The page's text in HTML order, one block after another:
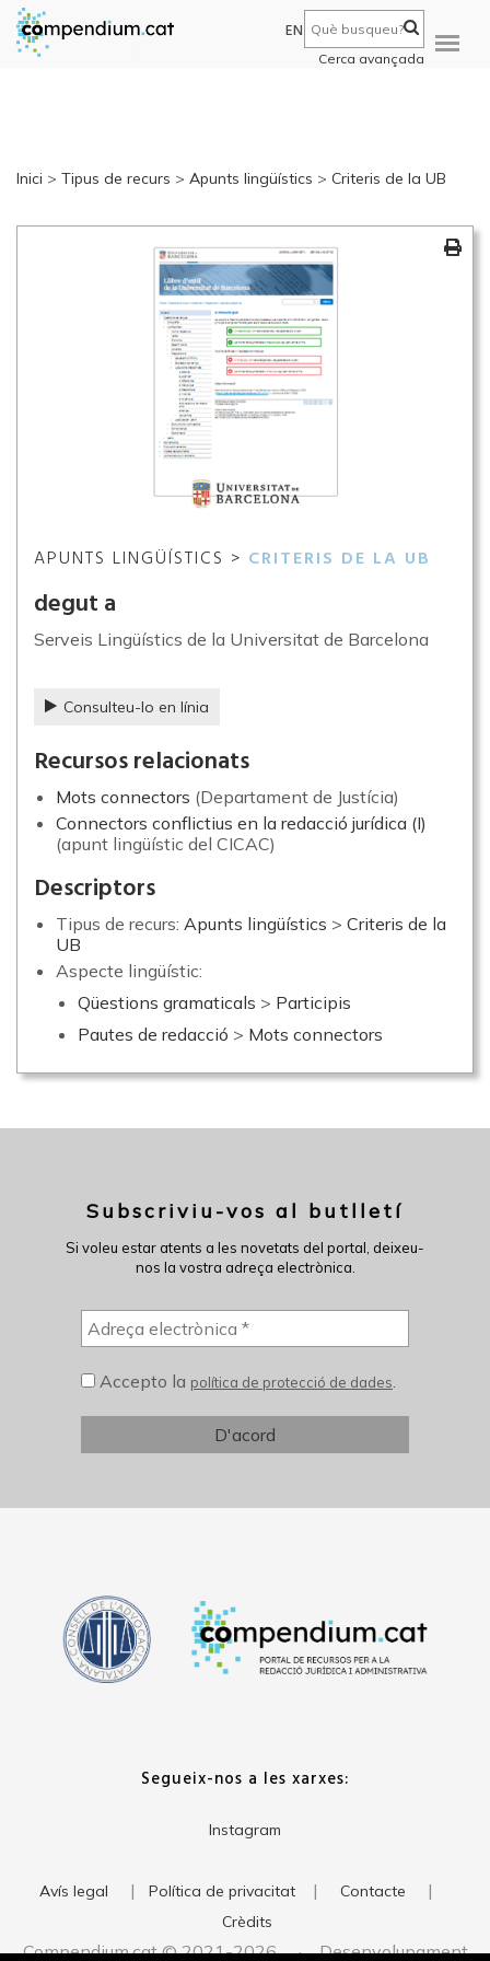
EN
Cerca avançada
Inici > Tipus de recurs > Apunts lingüístics > Criteris de la UB
APUNTS LINGÜÍSTICS > CRITERIS DE LA UB
degut a
Serveis Lingüístics de la Universitat de Barcelona
Consulteu-lo en línia
Recursos relacionats
Mots connectors (Departament de Justícia)
Connectors conflictius en la redacció jurídica (I)
(apunt lingüístic del CICAC)
Descriptors
Tipus de recurs: Apunts lingüístics > Criteris de la
UB
Aspecte lingüístic:
Qüestions gramaticals > Participis
Pautes de redacció > Mots connectors
Subscriviu-vos al butlletí
Si voleu estar atents a les novetats del portal, deixeu-
nos la vostra adreça electrònica.
Accepto la política de protecció de dades.
Segueix-nos a les xarxes:
Instagram
Avís legal | Política de privacitat | Contacte |
Crèdits
Compendium.cat © 2021-2026 · Desenvolupament